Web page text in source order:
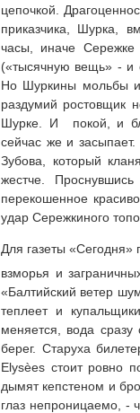
цепочкой.
приказчика, Шурка,
часы, иначе Сережке
(«тысячную вещь» - и
Но Шуркины мольбы и
раздумий ростовщик
Шурке. И покой, и
сейчас же и
Зубова, который
жестче.
перекошенное
удар Сережкиного
Для газеты «Сегодня»
взморья и
«Балтийский ветер
теплеет и
меняется, вода сразу
берег. Старуха
Elysèes стоит ровно
дымят кепстеном и
глаз непроницаемо, -